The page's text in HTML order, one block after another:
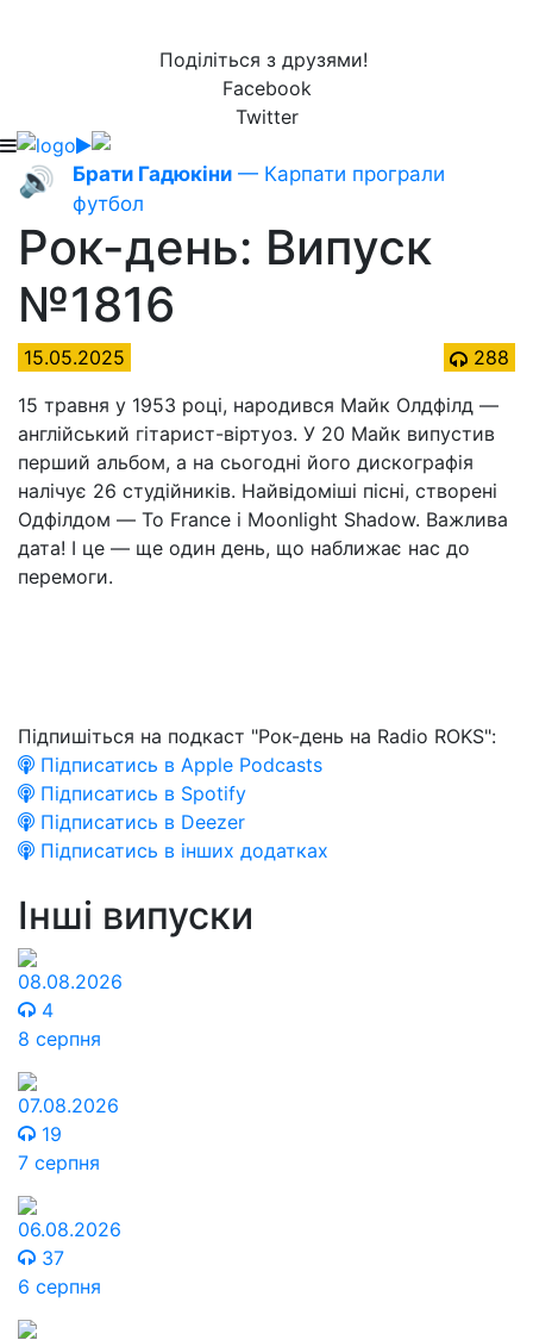
Поділіться з друзями!
Facebook
Twitter
🔊 Брати Гадюкіни — Карпати програли
футбол
Рок-день: Випуск
№1816
15.05.2025
288
15 травня у 1953 році, народився Майк Олдфілд —
англійський гітарист-віртуоз. У 20 Майк випустив
перший альбом, а на сьогодні його дискографія
налічує 26 студійників. Найвідоміші пісні, створені
Одфілдом — To France і Moonlight Shadow. Важлива
дата! І це — ще один день, що наближає нас до
перемоги.
Підпишіться на подкаст "Рок-день на Radio ROKS":
Підписатись в Apple Podcasts
Підписатись в Spotify
Підписатись в Deezer
Підписатись в інших додатках
Інші випуски
08.08.2026
4
8 серпня
07.08.2026
19
7 серпня
06.08.2026
37
6 серпня